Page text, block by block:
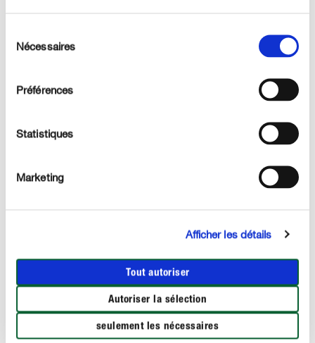
duNécessaires
Préférences
Statistiques
Marketing
Afficher les détails
Tout autoriser
Autoriser la sélection
seulement les nécessaires
DÉTAILS TECHNIQUES
DES QUESTIONS ? DEMANDEZ-NOUS !
Ces produits pourraient vous intéresser :